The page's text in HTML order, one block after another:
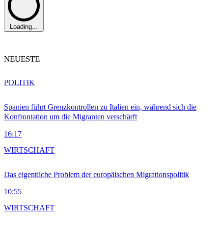
Loading...
NEUESTE
Spanien führt Grenzkontrollen zu Italien ein, während sich die
Konfrontation um die Migranten verschärft
16:17
POLITIK
Das eigentliche Problem der europäischen Migrationspolitik
10:55
WIRTSCHAFT
WIRTSCHAFT